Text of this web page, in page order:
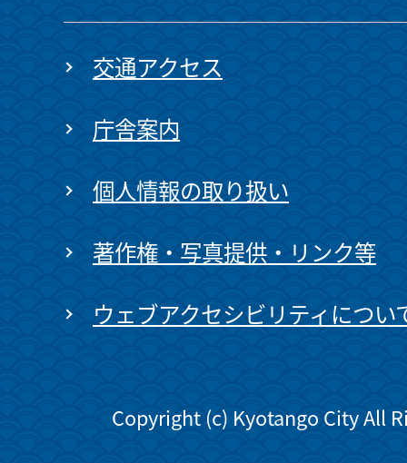
交通アクセス
庁舎案内
個人情報の取り扱い
著作権・写真提供・リンク等
ウェブアクセシビリティについ
Copyright (c) Kyotango City All